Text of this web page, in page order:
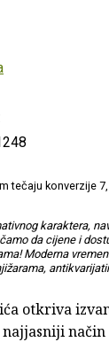
tečaju konverzije
karaktera,
da cijene i
Moderna
otkriva